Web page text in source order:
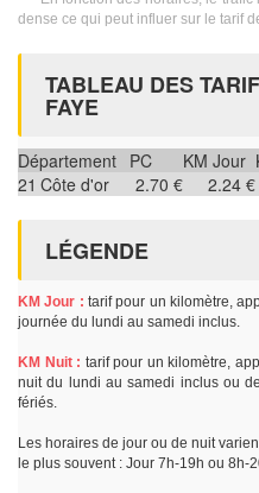
dense ce qui peut influer sur le tarif
TABLEAU DES
FAYE
Département PC KM Jour
21 Côte d'or 2.70 € 2.24 €
LÉGENDE
KM Jour : tarif pour un kilomètre,
journée du lundi au samedi inclus.
KM Nuit : tarif pour un kilomètre,
nuit du lundi au samedi inclus ou
fériés.
Les horaires de jour ou de nuit
le plus souvent : Jour 7h-19h ou 8h-